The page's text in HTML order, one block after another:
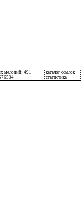
мелодий: 491
каталог ссылок
статистика